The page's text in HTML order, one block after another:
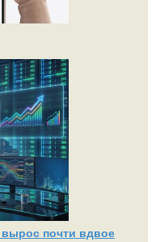
вырос почти вдвое